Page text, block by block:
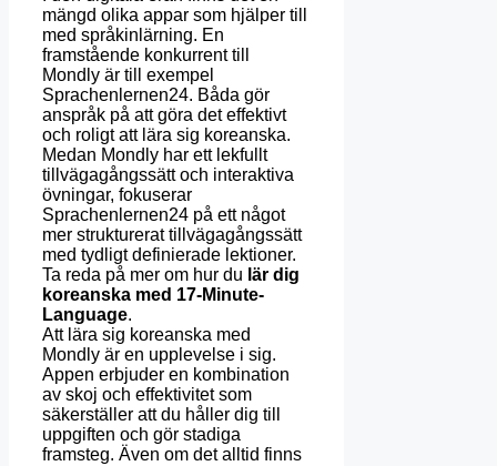
mängd olika appar som hjälper till
med språkinlärning. En
framstående konkurrent till
Mondly är till exempel
Sprachenlernen24. Båda gör
anspråk på att göra det effektivt
och roligt att lära sig koreanska.
Medan Mondly har ett lekfullt
tillvägagångssätt och interaktiva
övningar, fokuserar
Sprachenlernen24 på ett något
mer strukturerat tillvägagångssätt
med tydligt definierade lektioner.
Ta reda på mer om hur du lär dig
koreanska med 17-Minute-
Language.
Att lära sig koreanska med
Mondly är en upplevelse i sig.
Appen erbjuder en kombination
av skoj och effektivitet som
säkerställer att du håller dig till
uppgiften och gör stadiga
framsteg. Även om det alltid finns